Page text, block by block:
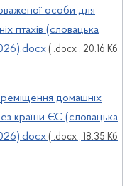
особи для
птахів (словацька
( .docx , 20.16 Кб
домашніх
країни ЄС (словацька
( .docx , 18.35 Кб